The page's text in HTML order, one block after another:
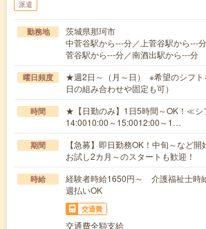
派遣
勤務地
茨城県那珂市
中菅谷駅から---分／上菅谷駅から---
菅谷駅から---分／南酒出駅から---分
曜日頻度
★週2日～（月～日） ※希望のシフト
日の組み合わせや固定も可）
時間
★【日勤のみ】1日5時間～OK！≪
14:0010:00～15:0012:00～1…
期間
【急募】即日勤務OK！中旬～など
お試し2カ月～のスタートも歓迎！
時給
経験者時給1650円～ 介護福祉士
週払いOK
交通費
交通費全額支給